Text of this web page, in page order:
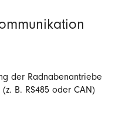
der Radnabenantriebe
B. RS485 oder CAN)